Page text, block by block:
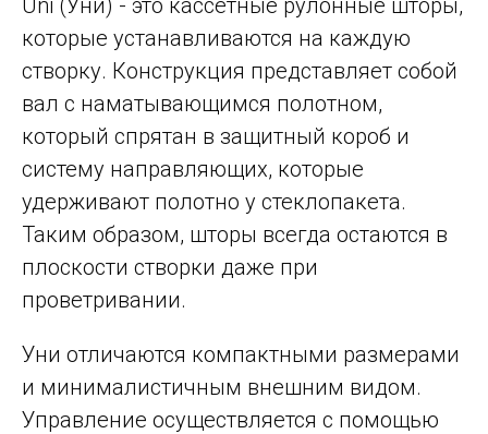
Uni (Уни) - это кассетные рулонные шторы,
которые устанавливаются на каждую
створку. Конструкция представляет собой
вал с наматывающимся полотном,
который спрятан в защитный короб и
систему направляющих, которые
удерживают полотно у стеклопакета.
Таким образом, шторы всегда остаются в
плоскости створки даже при
проветривании.
Уни отличаются компактными размерами
и минималистичным внешним видом.
Управление осуществляется с помощью